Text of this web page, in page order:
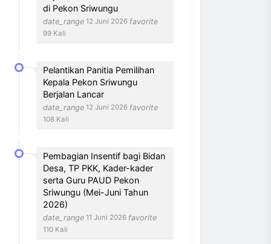
di Pekon Sriwungu
date_range 12 Juni 2026 favorite
99 Kali
Pelantikan Panitia Pemilihan
Kepala Pekon Sriwungu
Berjalan Lancar
date_range 12 Juni 2026 favorite
108 Kali
Pembagian Insentif bagi Bidan
Desa, TP PKK, Kader-kader
serta Guru PAUD Pekon
Sriwungu (Mei-Juni Tahun
2026)
date_range 11 Juni 2026 favorite
110 Kali